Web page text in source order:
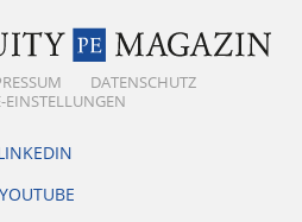
DATENSCHUTZ
EINSTELLUNGEN